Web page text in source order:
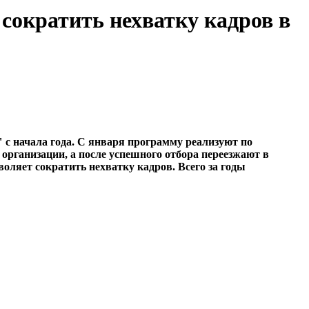
нехватку кадров в
начала года. С января программу реализуют по
а после успешного отбора переезжают в
сократить нехватку кадров. Всего за годы